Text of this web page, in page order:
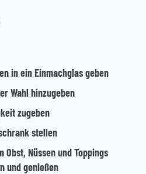
in ein Einmachglas geben
Wahl hinzugeben
zugeben
stellen
Nüssen und Toppings
und genießen